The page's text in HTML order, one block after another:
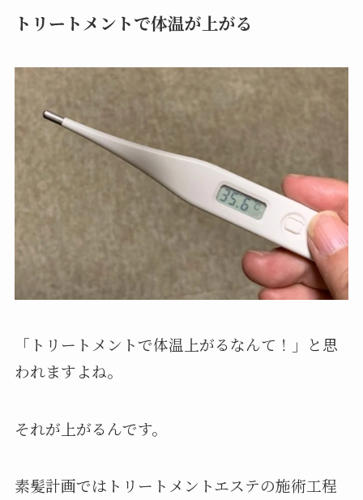
トリートメントで体温が上がる
「トリートメントで体温上がるなんて！」と思
われますよね。
それが上がるんです。
素髪計画ではトリートメントエステの施術工程